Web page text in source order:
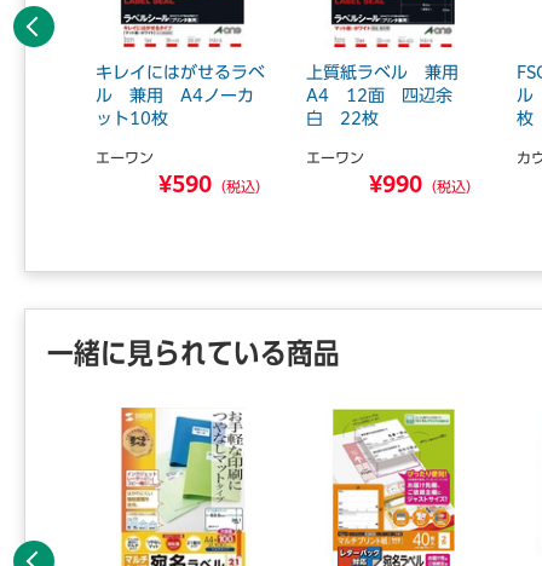
キレイにはがせるラベ
ル 兼用 A4ノーカ
ット10枚
エーワン
¥590 （税込）
上質紙ラベル 兼用
A4 12面 四辺余
白 22枚
エーワン
¥990 （税込）
ル
枚
カ
前へ
一緒に見られている商品